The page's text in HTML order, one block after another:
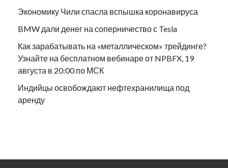
Экономику Чили спасла вспышка коронавируса
BMW дали денег на соперничество с Tesla
Как зарабатывать на «металлическом» трейдинге?
Узнайте на бесплатном вебинаре от NPBFX, 19
августа в 20:00 по МСК
Индийцы освобождают нефтехранилища под
аренду